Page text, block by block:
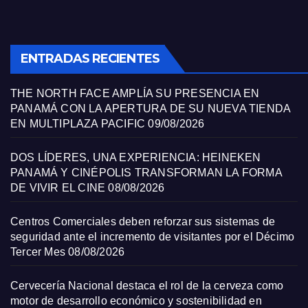
ENTRADAS RECIENTES
THE NORTH FACE AMPLÍA SU PRESENCIA EN
PANAMÁ CON LA APERTURA DE SU NUEVA TIENDA
EN MULTIPLAZA PACIFIC 09/08/2026
DOS LÍDERES, UNA EXPERIENCIA: HEINEKEN
PANAMÁ Y CINÉPOLIS TRANSFORMAN LA FORMA
DE VIVIR EL CINE 08/08/2026
Centros Comerciales deben reforzar sus sistemas de
seguridad ante el incremento de visitantes por el Décimo
Tercer Mes 08/08/2026
Cervecería Nacional destaca el rol de la cerveza como
motor de desarrollo económico y sostenibilidad en